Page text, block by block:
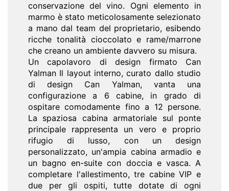
conservazione del vino. Ogni elemento in
marmo è stato meticolosamente selezionato
a mano dal team del proprietario, esibendo
ricche tonalità cioccolato e rame/marrone
che creano un ambiente davvero su misura.
Un capolavoro di design firmato Can
Yalman Il layout interno, curato dallo studio
di design Can Yalman, vanta una
configurazione a 6 cabine, in grado di
ospitare comodamente fino a 12 persone.
La spaziosa cabina armatoriale sul ponte
principale rappresenta un vero e proprio
rifugio di lusso, con un design
personalizzato, un'ampia cabina armadio e
un bagno en-suite con doccia e vasca. A
completare l'allestimento, tre cabine VIP e
due per gli ospiti, tutte dotate di ogni